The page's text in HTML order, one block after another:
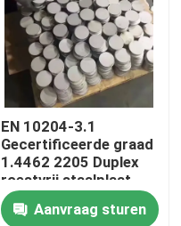
EN 10204-3.1
Gecertificeerde graad
1.4462 2205 Duplex
roestvrij staalplaat
met warmgewalste
techniekAanvraag sturen